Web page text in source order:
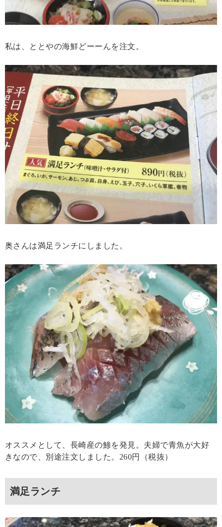
私は、ととやの海鮮どーーんを注文。
奥さんは満足ランチにしました。
オススメとして、長崎産の鯵を発見。夫婦で青魚が大好
きなので、別途注文しました。260円（税抜）
満足ランチ